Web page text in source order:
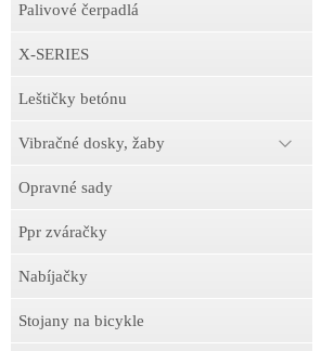
Palivové čerpadlá
X-SERIES
Leštičky betónu
Vibračné dosky, žaby
Opravné sady
Ppr zváračky
Nabíjačky
Stojany na bicykle